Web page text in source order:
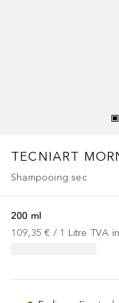
TECNIART
Shampooing sec
200 ml
109,35 € / 1 Litre TVA